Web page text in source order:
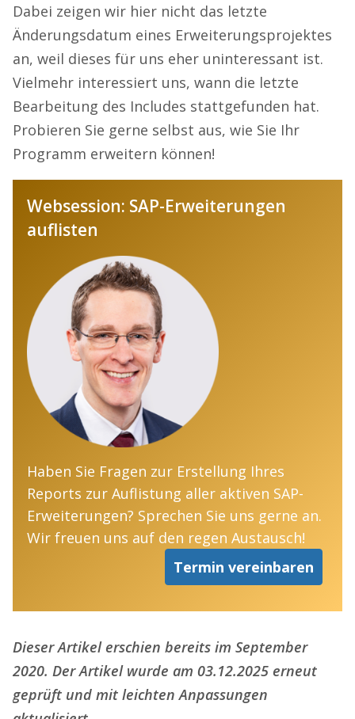
Dabei zeigen wir hier nicht das letzte
Änderungsdatum eines Erweiterungsprojektes
an, weil dieses für uns eher uninteressant ist.
Vielmehr interessiert uns, wann die letzte
Bearbeitung des Includes stattgefunden hat.
Probieren Sie gerne selbst aus, wie Sie Ihr
Programm erweitern können!
Websession: SAP-Erweiterungen
auflisten
Haben Sie Fragen zur Erstellung Ihres
Reports zur Auflistung aller aktiven SAP-
Erweiterungen? Sprechen Sie uns gerne an.
Wir freuen uns auf den regen Austausch!
Termin vereinbaren
Dieser Artikel erschien bereits im September
2020. Der Artikel wurde am 03.12.2025 erneut
geprüft und mit leichten Anpassungen